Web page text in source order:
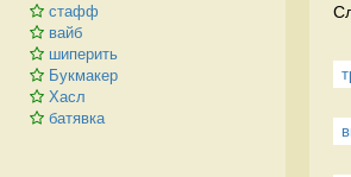
стафф
вайб
шиперить
Букмакер
Хасл
батявка